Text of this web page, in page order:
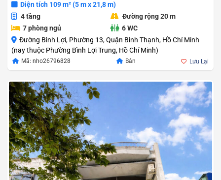
Diện tích 109 m² (5 m x 21,8 m)
4 tầng
Đường rộng 20 m
7 phòng ngủ
6 WC
Đường Bình Lợi, Phường 13, Quận Bình Thạnh, Hồ Chí Minh
(nay thuộc Phường Bình Lợi Trung, Hồ Chí Minh)
Mã: nho26796828 Bán Lưu Lại